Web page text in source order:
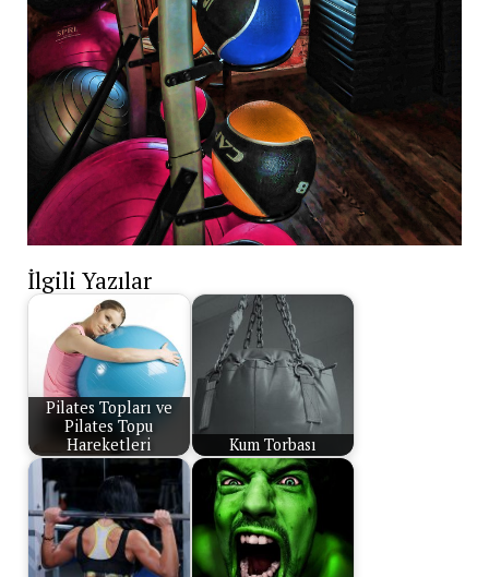
İlgili Yazılar
Pilates Topları ve
Pilates Topu
Hareketleri
Kum Torbası